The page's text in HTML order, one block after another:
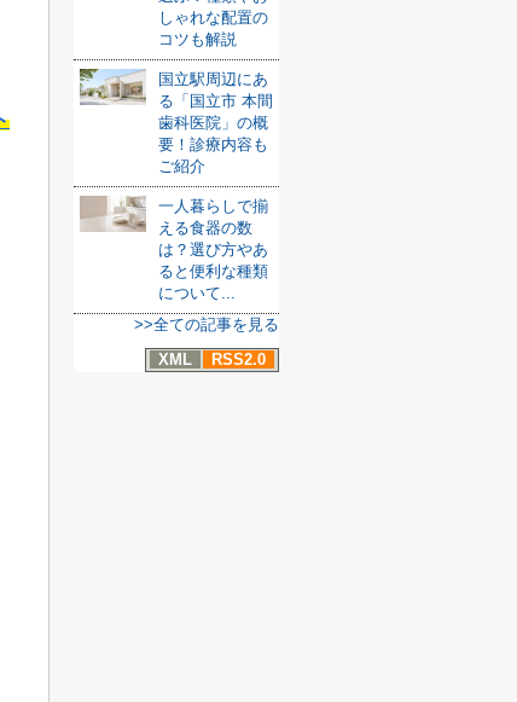
しゃれな配置の
コツも解説
国立駅周辺にあ
る「国立市 本間
歯科医院」の概
要！診療内容も
ご紹介
一人暮らしで揃
える食器の数
は？選び方やあ
ると便利な種類
について...
>>全ての記事を見る
XML
RSS2.0